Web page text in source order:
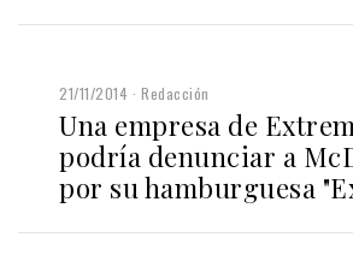
21/11/2014 Redacción
Una empresa de
podría denunciar a
por su hamburguesa